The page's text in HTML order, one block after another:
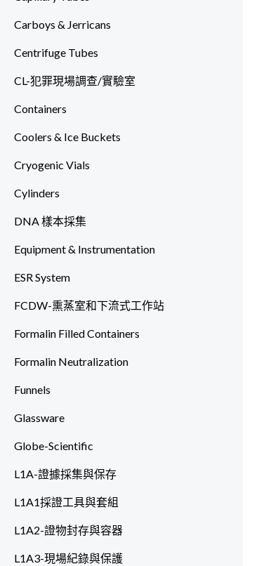
Carboys & Jerricans
Centrifuge Tubes
CL-犯罪現場調查/實驗室
Containers
Coolers & Ice Buckets
Cryogenic Vials
Cylinders
DNA 樣本採集
Equipment & Instrumentation
ESR System
FCDW-熏蒸室和下流式工作站
Formalin Filled Containers
Formalin Neutralization
Funnels
Glassware
Globe-Scientific
L1A-證據採集與保存
L1A1採證工具與套組
L1A2-證物封存與容器
L1A3-現場紀錄與保護